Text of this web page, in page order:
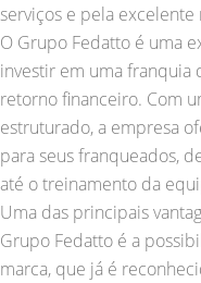
serviços e pela
O Grupo Fedatto é uma
investir em uma franquia
retorno financeiro. Com
estruturado, a empresa
para seus franqueados,
até o treinamento da
Uma das principais
Grupo Fedatto é a
marca, que já é